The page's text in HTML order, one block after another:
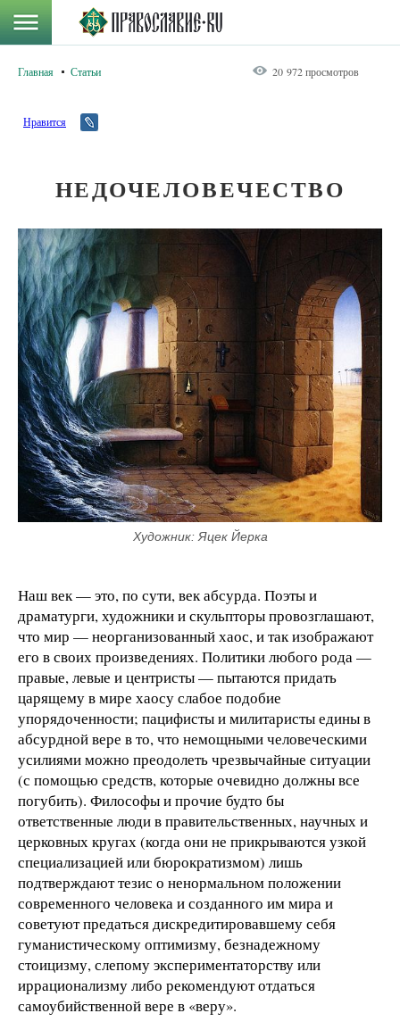
Главная Статьи 20 972 просмотров
Нравится
НЕДОЧЕЛОВЕЧЕСТВО
Художник: Яцек Йерка
Наш век — это, по сути, век абсурда. Поэты и
драматурги, художники и скульпторы провозглашают,
что мир — неорганизованный хаос, и так изображают
его в своих произведениях. Политики любого рода —
правые, левые и центристы — пытаются придать
царящему в мире хаосу слабое подобие
упорядоченности; пацифисты и милитаристы едины в
абсурдной вере в то, что немощными человеческими
усилиями можно преодолеть чрезвычайные ситуации
(с помощью средств, которые очевидно должны все
погубить). Философы и прочие будто бы
ответственные люди в правительственных, научных и
церковных кругах (когда они не прикрываются узкой
специализацией или бюрократизмом) лишь
подтверждают тезис о ненормальном положении
современного человека и созданного им мира и
советуют предаться дискредитировавшему себя
гуманистическому оптимизму, безнадежному
стоицизму, слепому экспериментаторству или
иррационализму либо рекомендуют отдаться
самоубийственной вере в «веру».